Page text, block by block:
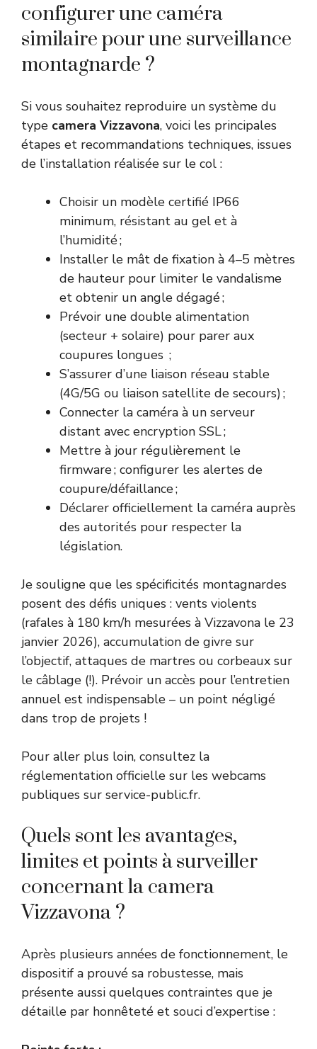
configurer une caméra
similaire pour une surveillance
montagnarde ?
Si vous souhaitez reproduire un système du
type camera Vizzavona, voici les principales
étapes et recommandations techniques, issues
de l’installation réalisée sur le col :
Choisir un modèle certifié IP66
minimum, résistant au gel et à
l’humidité ;
Installer le mât de fixation à 4–5 mètres
de hauteur pour limiter le vandalisme
et obtenir un angle dégagé ;
Prévoir une double alimentation
(secteur + solaire) pour parer aux
coupures longues ;
S’assurer d’une liaison réseau stable
(4G/5G ou liaison satellite de secours) ;
Connecter la caméra à un serveur
distant avec encryption SSL ;
Mettre à jour régulièrement le
firmware ; configurer les alertes de
coupure/défaillance ;
Déclarer officiellement la caméra auprès
des autorités pour respecter la
législation.
Je souligne que les spécificités montagnardes
posent des défis uniques : vents violents
(rafales à 180 km/h mesurées à Vizzavona le 23
janvier 2026), accumulation de givre sur
l’objectif, attaques de martres ou corbeaux sur
le câblage (!). Prévoir un accès pour l’entretien
annuel est indispensable – un point négligé
dans trop de projets !
Pour aller plus loin, consultez la
réglementation officielle sur les webcams
publiques sur service-public.fr.
Quels sont les avantages,
limites et points à surveiller
concernant la camera
Vizzavona ?
Après plusieurs années de fonctionnement, le
dispositif a prouvé sa robustesse, mais
présente aussi quelques contraintes que je
détaille par honnêteté et souci d’expertise :